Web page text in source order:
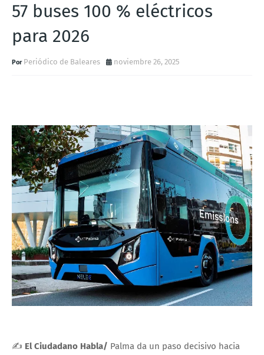
57 buses 100 % eléctricos
para 2026
Periódico de Baleares noviembre 26, 2025
✍ El Ciudadano Habla/ Palma da un paso decisivo hacia